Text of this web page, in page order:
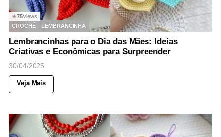
◉75Views
CROCHÊ
LEMBRANCINHA
Lembrancinhas para o Dia das Mães: Ideias
Criativas e Econômicas para Surpreender
30/04/2025
Veja Mais